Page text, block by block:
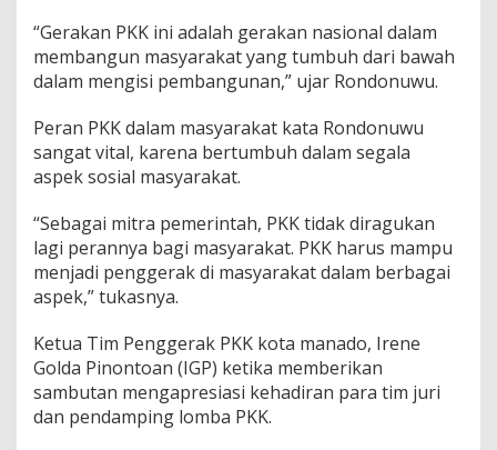
a
o
,
G
P
S
l
a
m
e
l
a
u
“Gerakan PKK ini adalah gerakan nasional dalam
membangun masyarakat yang tumbuh dari bawah
dalam mengisi pembangunan,” ujar Rondonuwu.
Peran PKK dalam masyarakat kata Rondonuwu
sangat vital, karena bertumbuh dalam segala
aspek sosial masyarakat.
“Sebagai mitra pemerintah, PKK tidak diragukan
lagi perannya bagi masyarakat. PKK harus mampu
menjadi penggerak di masyarakat dalam berbagai
aspek,” tukasnya.
Ketua Tim Penggerak PKK kota manado, Irene
Golda Pinontoan (IGP) ketika memberikan
sambutan mengapresiasi kehadiran para tim juri
dan pendamping lomba PKK.